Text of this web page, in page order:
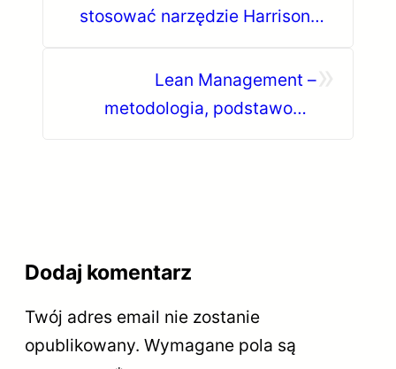
stosować narzędzie Harrison
Lean Management –
metodologia, podstawowe
Dodaj komentarz
Twój adres email nie zostanie
opublikowany. Wymagane pola są